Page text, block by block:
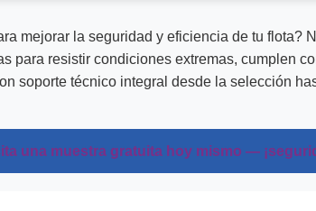
mejorar la seguridad y eficiencia de tu flota?
para resistir condiciones extremas, cumplen
soporte técnico integral desde la selección
una muestra gratuita hoy mismo —